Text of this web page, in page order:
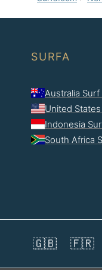
SURFA
Australia Surf
United
Indonesia
South Africa
🇬🇧 🇫🇷